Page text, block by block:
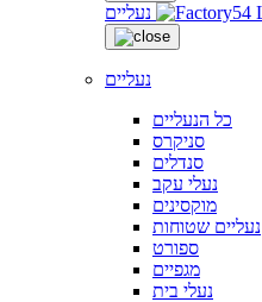
נעליים
נעליים
כל הנעליים
סניקרס
סנדלים
נעלי עקב
מוקסינים
נעליים שטוחות
ספורט
מגפיים
נעלי בית